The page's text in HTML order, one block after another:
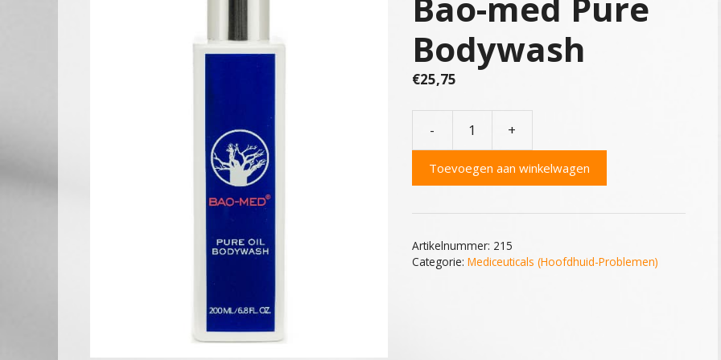
Bodywash
€25,75
-
Mediceuticals
med
Bodywash
aantal
+
Toevoegen aan winkelwagen
Artikelnummer: 215
Categorie: Mediceuticals (Hoofdhuid-Problemen)